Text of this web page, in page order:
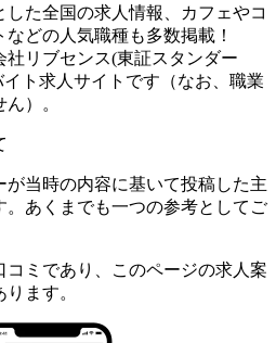
た全国の求人情報、カフェやコ
どの人気職種も多数掲載！
社リブセンス(東証スタンダー
イト求人サイトです（なお、職業
）。
当時の内容に基いて投稿した主
あくまでも一つの参考としてご
ミであり、このページの求人案
ます。